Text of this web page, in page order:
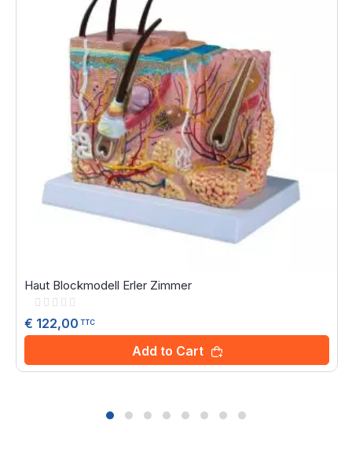
Haut Blockmodell Erler Zimmer
Rating:
€ 122,00 TTC
Add to Cart